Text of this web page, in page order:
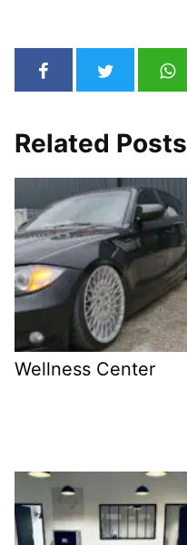
Related Posts
Wellness Center